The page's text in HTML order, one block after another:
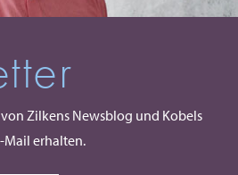
Zilkens Newsblog und Kobels
Mail erhalten.